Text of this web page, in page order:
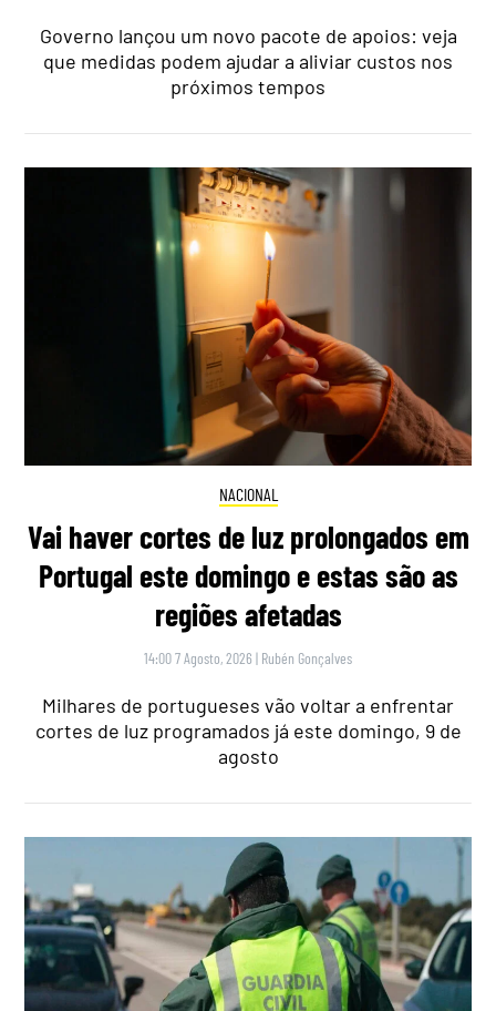
Governo lançou um novo pacote de apoios: veja
que medidas podem ajudar a aliviar custos nos
próximos tempos
NACIONAL
Vai haver cortes de luz prolongados em
Portugal este domingo e estas são as
regiões afetadas
14:00 7 Agosto, 2026 | Rubén Gonçalves
Milhares de portugueses vão voltar a enfrentar
cortes de luz programados já este domingo, 9 de
agosto